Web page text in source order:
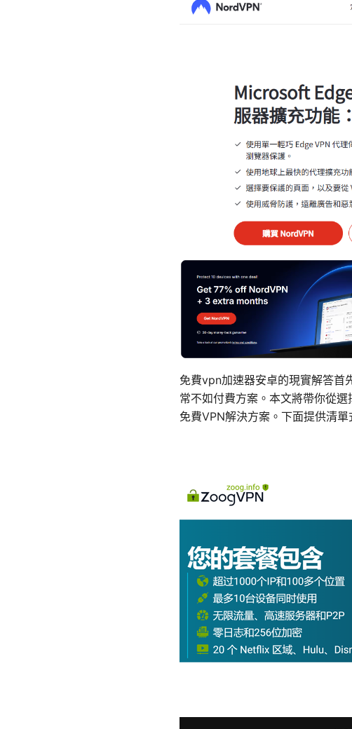
免費vpn加速器安卓的現實解答首
常不如付費方案。本文將帶你從
免費VPN解決方案。下面提供清